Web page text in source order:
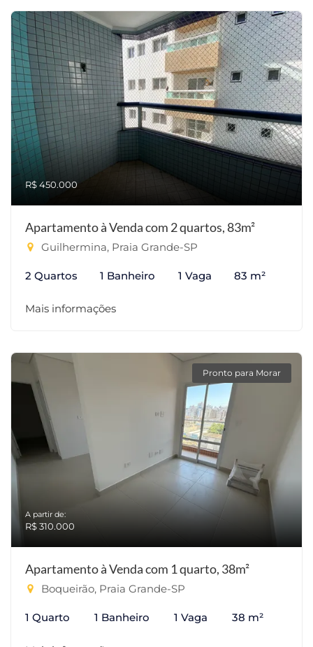
R$ 450.000
Apartamento à Venda com 2 quartos, 83m²
Guilhermina, Praia Grande-SP
2 Quartos 1 Banheiro 1 Vaga 83 m²
Mais informações
Pronto para Morar
A partir de:
R$ 310.000
Apartamento à Venda com 1 quarto, 38m²
Boqueirão, Praia Grande-SP
1 Quarto 1 Banheiro 1 Vaga 38 m²